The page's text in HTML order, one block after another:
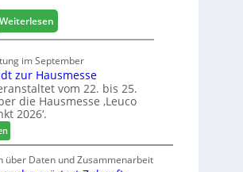
H
o
l
2
0
2
Weiterlesen:
4
J
a
h
C
im September
zur Hausmesse
vom 22. bis 25.
die Hausmesse ‚Leuco
2026‘.
:
L
e
über Daten und Zusammenarbeit